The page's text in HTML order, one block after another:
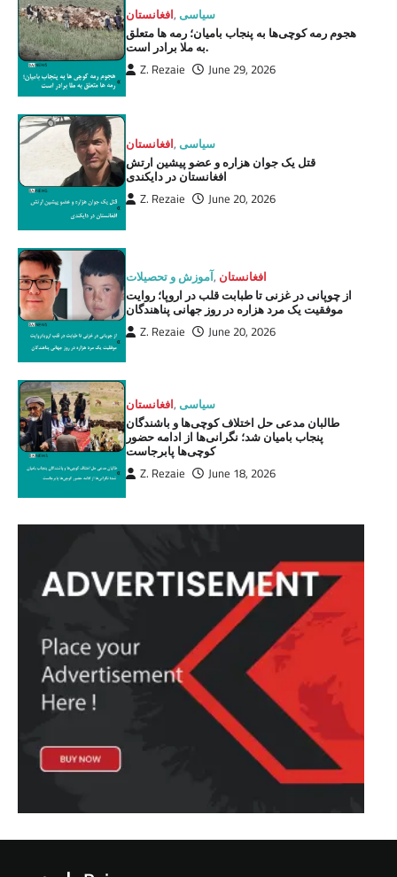
افغانستان,سیاسی
هجوم رمه کوچی‌ها به پنجاب بامیان؛ رمه ها متعلق
به ملا برادر است.
Z. Rezaie June 29, 2026
افغانستان,سیاسی
قتل یک جوان هزاره و عضو پیشین ارتش
افغانستان در دایکندی
Z. Rezaie June 20, 2026
آموزش و تحصیلات, افغانستان
از چوپانی در غزنی تا طبابت قلب در اروپا؛ روایت
موفقیت یک مرد هزاره در روز جهانی پناهندگان
Z. Rezaie June 20, 2026
افغانستان,سیاسی
طالبان مدعی حل اختلاف کوچی‌ها و باشندگان
پنجاب بامیان شد؛ نگرانی‌ها از ادامه حضور
کوچی‌ها پابرجاست
Z. Rezaie June 18, 2026